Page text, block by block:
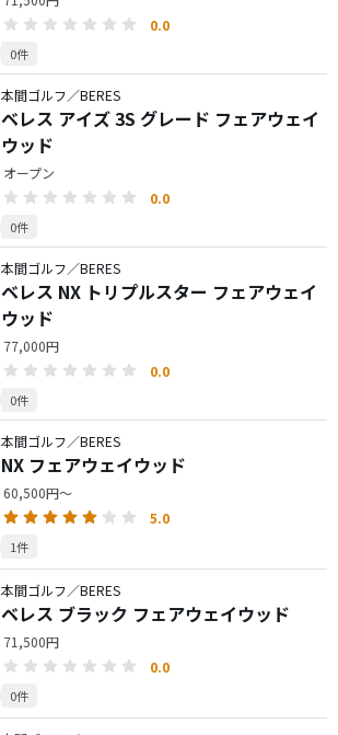
0.0
0件
本間ゴルフ／BERES
ベレス アイズ 3S グレード フェアウェイ
ウッド
オープン
0.0
0件
本間ゴルフ／BERES
ベレス NX トリプルスター フェアウェイ
ウッド
77,000円
0.0
0件
本間ゴルフ／BERES
NX フェアウェイウッド
60,500円～
5.0
1件
本間ゴルフ／BERES
ベレス ブラック フェアウェイウッド
71,500円
0.0
0件